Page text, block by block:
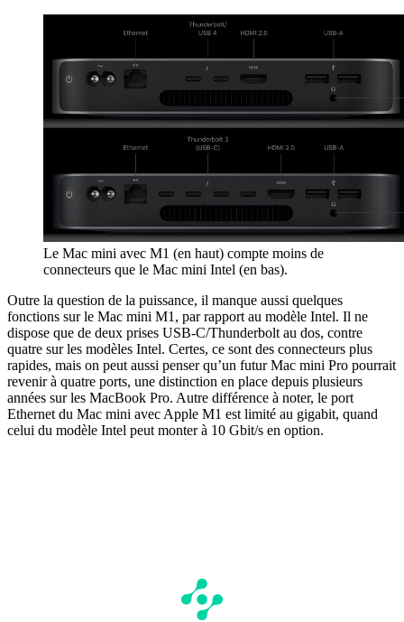
Le Mac mini avec M1 (en haut) compte moins de
connecteurs que le Mac mini Intel (en bas).
Outre la question de la puissance, il manque aussi quelques
fonctions sur le Mac mini M1, par rapport au modèle Intel. Il ne
dispose que de deux prises USB-C/Thunderbolt au dos, contre
quatre sur les modèles Intel. Certes, ce sont des connecteurs plus
rapides, mais on peut aussi penser qu’un futur Mac mini Pro pourrait
revenir à quatre ports, une distinction en place depuis plusieurs
années sur les MacBook Pro. Autre différence à noter, le port
Ethernet du Mac mini avec Apple M1 est limité au gigabit, quand
celui du modèle Intel peut monter à 10 Gbit/s en option.